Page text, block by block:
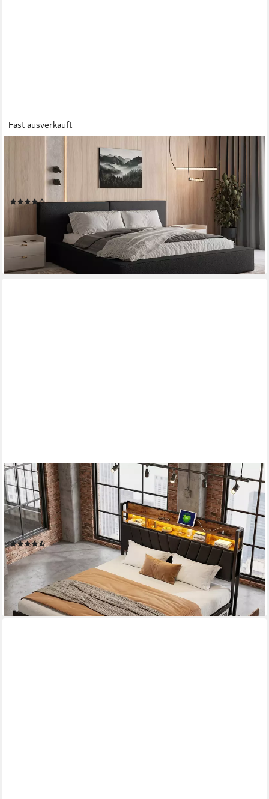
Fast ausverkauft
Polsterbett aus Bouclé Bett 06 (Bezug: Boucle, Doppelbett mit
Kopfstütze, Rahmenbettgestell, mit Bettkasten und Lattenrost),
(24)
ab 719,00 € UVP989,00 €
lieferbar - in 9-11 Werktagen bei dir
FURNISHINGS HOME
Polsterbett 140x200 cm Stauraumbett LED Doppelbett (1 tlg,
Geeignet für Jungen und Mädchen, Mit große Stauraum), mit
Lattenrost und Ladefunktion, mit Komforthöhe, Leises Design
Bett
(14)
ab 289,99 € UVP 599,99 €
-52%
lieferbar - in 6-7 Werktagen bei dir